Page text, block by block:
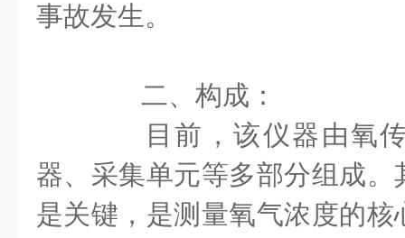
事故发生。
二、构成：
目前，该仪器由氧传
器、采集单元等多部分组成
是关键，是测量氧气浓度的